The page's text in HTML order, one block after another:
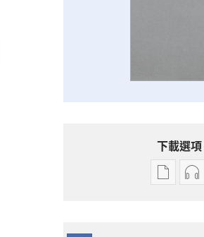
下載選項
電
錄